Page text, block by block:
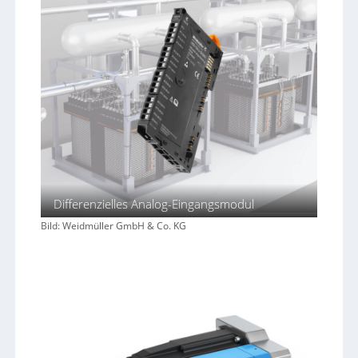
Differenzielles Analog-Eingangsmodul
Bild: Weidmüller GmbH & Co. KG